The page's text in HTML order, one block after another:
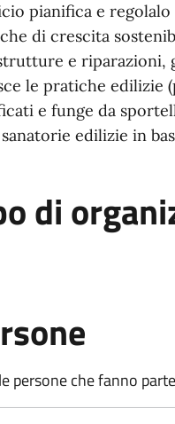
pianifica e
di crescita
e riparazioni,
le pratiche edilizie
e funge da
edilizie in
di
persone che fanno